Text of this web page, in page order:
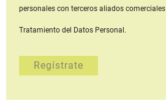
personales con terceros aliados comerciales
Tratamiento del Datos Personal.